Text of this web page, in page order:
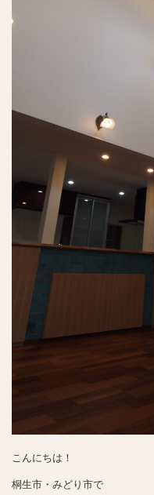
こんにちは！
桐生市・みどり市で